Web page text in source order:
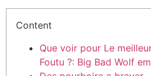
Content
Que voir pour Le
Foutu ?: Big Bad Wolf